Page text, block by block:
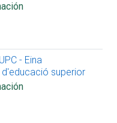
- Eina
superior